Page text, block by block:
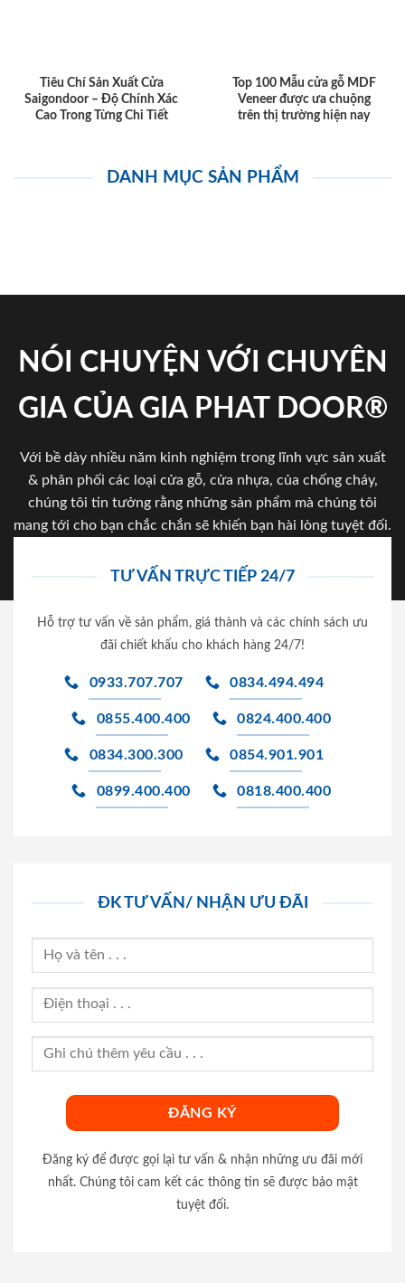
Tiêu Chí Sản Xuất Cửa
Saigondoor – Độ Chính Xác
Cao Trong Từng Chi Tiết
Top 100 Mẫu cửa gỗ MDF
Veneer được ưa chuộng
trên thị trường hiện nay
DANH MỤC SẢN PHẨM
NÓI CHUYỆN VỚI CHUYÊN
GIA CỦA GIA PHAT DOOR®
Với bề dày nhiều năm kinh nghiệm trong lĩnh vực sản xuất
& phân phối các loại cửa gỗ, cửa nhựa, của chống cháy,
chúng tôi tin tưởng rằng những sản phẩm mà chúng tôi
mang tới cho bạn chắc chắn sẽ khiến bạn hài lòng tuyệt đối.
TƯ VẤN TRỰC TIẾP 24/7
Hỗ trợ tư vấn về sản phẩm, giá thành và các chính sách ưu
đãi chiết khấu cho khách hàng 24/7!
0933.707.707 0834.494.494
0855.400.400 0824.400.400
0834.300.300 0854.901.901
0899.400.400 0818.400.400
ĐK TƯ VẤN/ NHẬN ƯU ĐÃI
Đăng ký để được gọi lại tư vấn & nhận những ưu đãi mới
nhất. Chúng tôi cam kết các thông tin sẽ được bảo mật
tuyệt đối.